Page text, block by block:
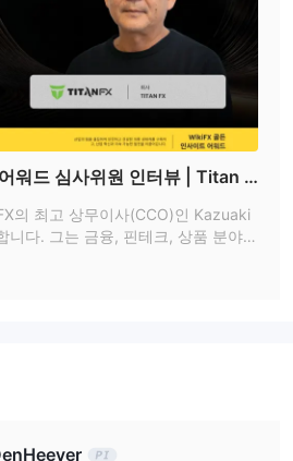
워드 심사위원 인터뷰 | Titan F
의 최고 상무이사(CCO)인 Kazuaki
다. 그는 금융, 핀테크, 상품 분야에
.